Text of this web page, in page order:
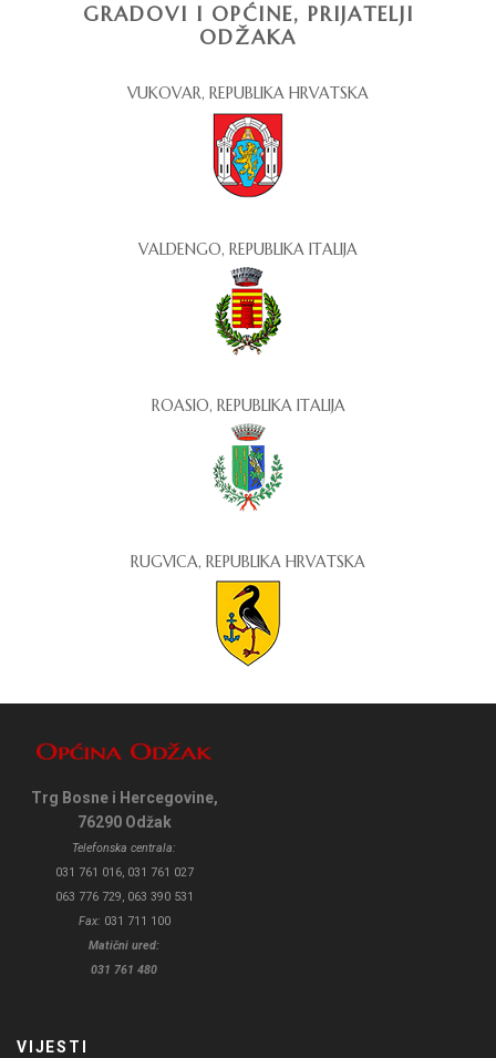
GRADOVI I OPĆINE, PRIJATELJI
ODŽAKA
VUKOVAR, REPUBLIKA HRVATSKA
VALDENGO, REPUBLIKA ITALIJA
ROASIO, REPUBLIKA ITALIJA
RUGVICA, REPUBLIKA HRVATSKA
Trg Bosne i Hercegovine,
76290 Odžak
Telefonska centrala:
031 761 016, 031 761 027
063 776 729, 063 390 531
Fax: 031 711 100
Matični ured:
031 761 480
VIJESTI